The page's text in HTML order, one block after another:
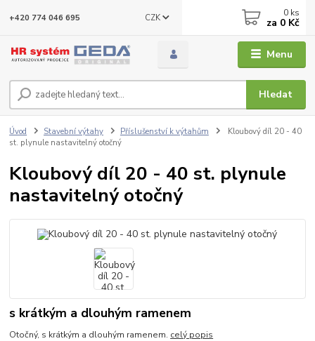
Menu
CZK
Hledat
+420 774 046 695 0 ks
za 0 Kč
Úvod Stavební výtahy Příslušenství k výtahům
Kloubový díl 20 - 40
st. plynule nastavitelný otočný
Kloubový díl 20 - 40 st. plynule
nastavitelný otočný
s krátkým a dlouhým ramenem
Otočný, s krátkým a dlouhým ramenem. celý popis